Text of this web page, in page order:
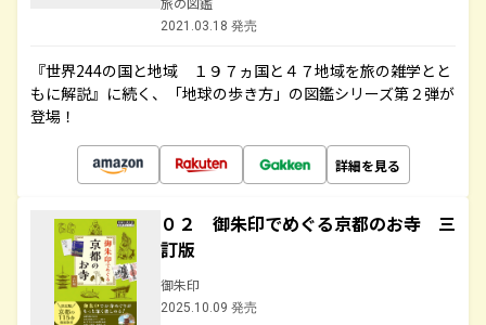
2021.03.18 発売
『世界244の国と地域 １９７ヵ国と４７地域を旅の雑学とと
もに解説』に続く、「地球の歩き方」の図鑑シリーズ第２弾が
登場！
詳細を見る
０２ 御朱印でめぐる京都のお寺 三
訂版
御朱印
2025.10.09 発売